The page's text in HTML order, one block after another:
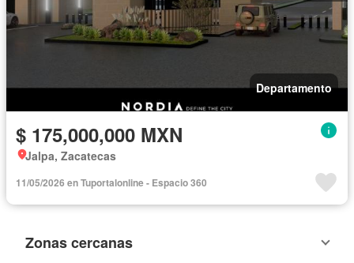
Departamento
$ 175,000,000 MXN
Jalpa, Zacatecas
11/05/2026 en Tuportalonline - Espacio 360
Zonas cercanas